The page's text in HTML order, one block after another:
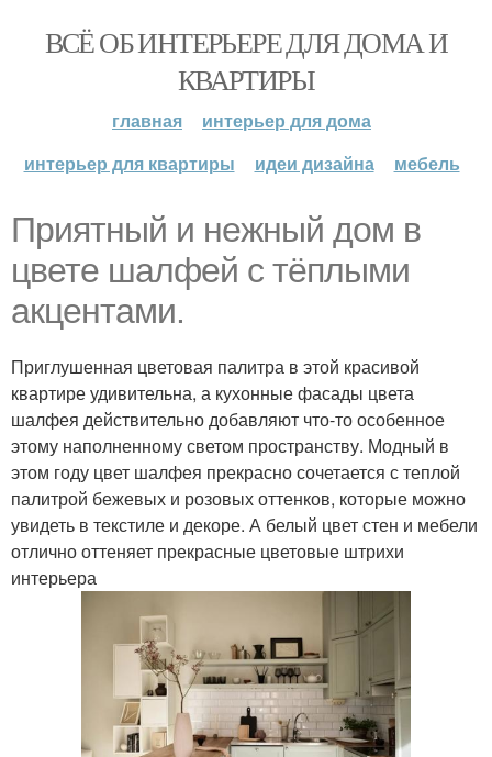
ВСЁ ОБ ИНТЕРЬЕРЕ ДЛЯ ДОМА И
КВАРТИРЫ
главная
интерьер для дома
интерьер для квартиры
идеи дизайна мебель
Приятный и нежный дом в
цвете шалфей с тёплыми
акцентами.
Приглушенная цветовая палитра в этой красивой
квартире удивительна, а кухонные фасады цвета
шалфея действительно добавляют что-то особенное
этому наполненному светом пространству. Модный в
этом году цвет шалфея прекрасно сочетается с теплой
палитрой бежевых и розовых оттенков, которые можно
увидеть в текстиле и декоре. А белый цвет стен и мебели
отлично оттеняет прекрасные цветовые штрихи
интерьера